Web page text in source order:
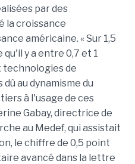
par des
la croissance
américaine. « Sur 1,5
y a entre 0,7 et 1
technologies de
au dynamisme du
à l'usage de ces
Gabay, directrice de
au Medef, qui assistait
le chiffre de 0,5 point
avancé dans la lettre